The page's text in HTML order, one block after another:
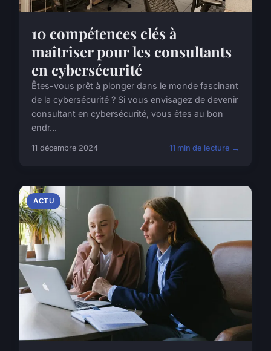
10 compétences clés à
maîtriser pour les consultants
en cybersécurité
Êtes-vous prêt à plonger dans le monde fascinant
de la cybersécurité ? Si vous envisagez de devenir
consultant en cybersécurité, vous êtes au bon
endr...
11 décembre 2024 11 min de lecture →
ACTU